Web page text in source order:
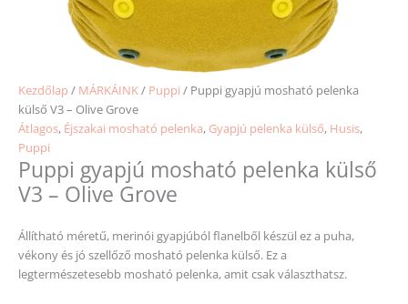
Kezdőlap / MÁRKÁINK/ Puppi / Puppi gyapjú mosható pelenka
külső V3 – Olive Grove
Átlagos, Éjszakai mosható pelenka, Gyapjú pelenka külső, Husis,
Puppi
Puppi gyapjú mosható pelenka külső
V3 – Olive Grove
Állítható méretű, merinói gyapjúból flanelből készül ez a puha,
vékony és jó szellőző mosható pelenka külső. Ez a
legtermészetesebb mosható pelenka, amit csak választhatsz.